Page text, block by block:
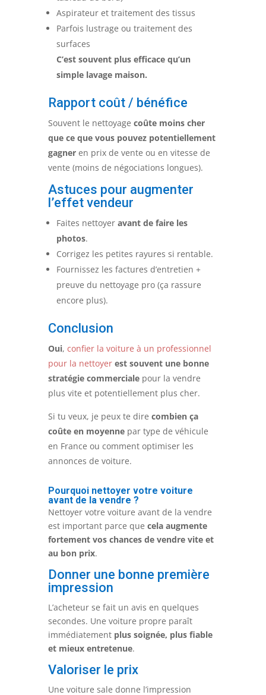
Aspirateur et traitement des tissus
Parfois lustrage ou traitement des
surfaces
C’est souvent plus efficace qu’un
simple lavage maison.
Rapport coût / bénéfice
Souvent le nettoyage coûte moins cher
que ce que vous pouvez potentiellement
gagneren prix de vente ou en vitesse de
vente (moins de négociations longues).
Astuces pour augmenter
l’effet vendeur
Faites nettoyer avant de faire les
photos.
Corrigez les petites rayures si rentable.
Fournissez les factures d’entretien +
preuve du nettoyage pro (ça rassure
encore plus).
Conclusion
Oui, confier la voiture à un professionnel
pour la nettoyer est souvent une bonne
stratégie commercialepour la vendre
plus vite et potentiellement plus cher.
Si tu veux, je peux te dire combien ça
coûte en moyennepar type de véhicule
en France ou comment optimiser les
annonces de voiture.
Pourquoi nettoyer votre voiture
avant de la vendre ?
Nettoyer votre voiture avant de la vendre
est important parce que cela augmente
fortement vos chances de vendre vite et
au bon prix.
Donner une bonne première
impression
L’acheteur se fait un avis en quelques
secondes. Une voiture propre paraît
immédiatement plus soignée, plus fiable
et mieux entretenue.
Valoriser le prix
Une voiture sale donne l’impression